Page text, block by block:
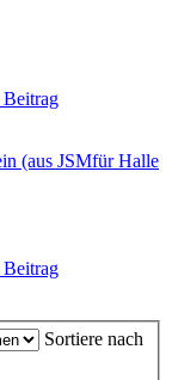
Beitrag
(aus JSMfür Halle
Beitrag
Sortiere nach